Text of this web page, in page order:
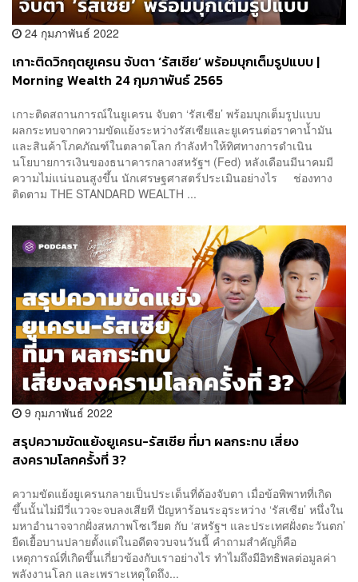
24 กุมภาพันธ์ 2022
เกาะติดวิกฤตยูเครน จับตา ‘รัสเซีย’ พร้อมบุกเต็มรูปแบบ |
Morning Wealth 24 กุมภาพันธ์ 2565
เกาะติดสถานการณ์ในยูเครน จับตา ‘รัสเซีย’ พร้อมบุกเต็มรูปแบบ
ผลกระทบจากความขัดแย้งระหว่างรัสเซียและยูเครนต่อราคาน้ำมัน
และสินค้าโภคภัณฑ์ในตลาดโลก กำลังทำให้ทิศทางการดำเนิน
นโยบายการเงินของธนาคารกลางสหรัฐฯ (Fed) หลังเดือนมีนาคมมี
ความไม่แน่นอนสูงขึ้น นักเศรษฐศาสตร์ประเมินอย่างไร ช่องทาง
ติดตาม THE STANDARD WEALTH ...
9 กุมภาพันธ์ 2022
สรุปความขัดแย้งยูเครน-รัสเซีย ที่มา ผลกระทบ เสี่ยง
สงครามโลกครั้งที่ 3?
ความขัดแย้งยูเครนกลายเป็นประเด็นที่ต้องจับตา เมื่อข้อพิพาทที่เกิด
ขึ้นนั้นไม่มีวี่แววจะจบลงเสียที ปัญหาร้อนระอุระหว่าง ‘รัสเซีย’ หนึ่งใน
มหาอำนาจจากฝั่งสหภาพโซเวียต กับ ‘สหรัฐฯ และประเทศฝั่งตะวันตก’
ยืดเยื้อบานปลายตั้งแต่ในอดีตจวบจนวันนี้ คำถามสำคัญก็คือ
เหตุการณ์ที่เกิดขึ้นเกี่ยวข้องกับเราอย่างไร ทำไมถึงมีอิทธิพลต่อมูลค่า
พลังงานโลก และเพราะเหตุใดถึง...